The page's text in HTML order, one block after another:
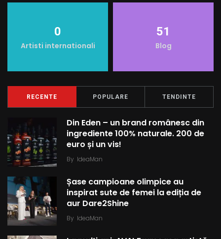
0
Artisti internationali
51
Blog
RECENTE POPULARE TENDINTE
Din Eden – un brand românesc din
ingrediente 100% naturale. 200 de
euro și un vis!
By IdeaMan
Șase campioane olimpice au
inspirat sute de femei la ediția de
aur Dare2Shine
By IdeaMan